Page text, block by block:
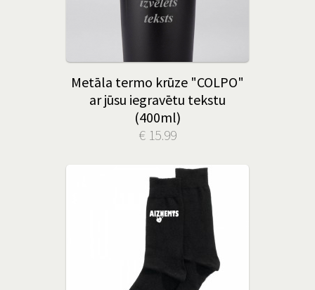
Metāla termo krūze "COLPO"
ar jūsu iegravētu tekstu
(400ml)
€ 15.99